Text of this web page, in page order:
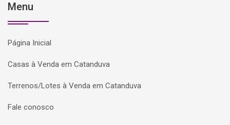
Menu
Página Inicial
Casas à Venda em Catanduva
Terrenos/Lotes à Venda em Catanduva
Fale conosco